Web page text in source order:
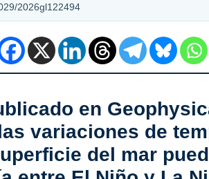
2026gl122494
en
variaciones de
del mar